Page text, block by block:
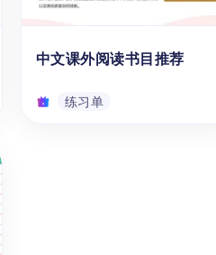
中文课外阅读书目推荐
练习单